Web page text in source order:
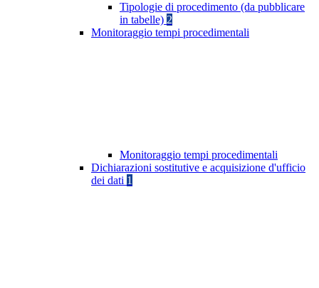
Tipologie di procedimento (da pubblicare
in tabelle) 2
Monitoraggio tempi procedimentali
Monitoraggio tempi procedimentali
Dichiarazioni sostitutive e acquisizione d'ufficio
dei dati 1